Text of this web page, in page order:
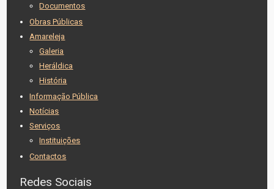
Documentos
Obras Públicas
Amareleja
Galeria
Heráldica
História
Informação Pública
Notícias
Serviços
Instituições
Contactos
Redes Sociais